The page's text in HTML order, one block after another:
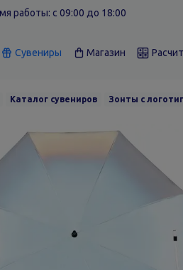
работы: c 09:00 до 18:00
Сувениры Магазин
Каталог сувениров Зонты с